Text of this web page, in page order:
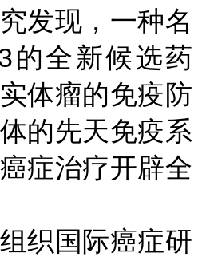
发现，一种名
的全新候选药
体瘤的免疫防
的先天免疫系
症治疗开辟全
织国际癌症研